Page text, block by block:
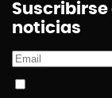
Suscribirse
noticias